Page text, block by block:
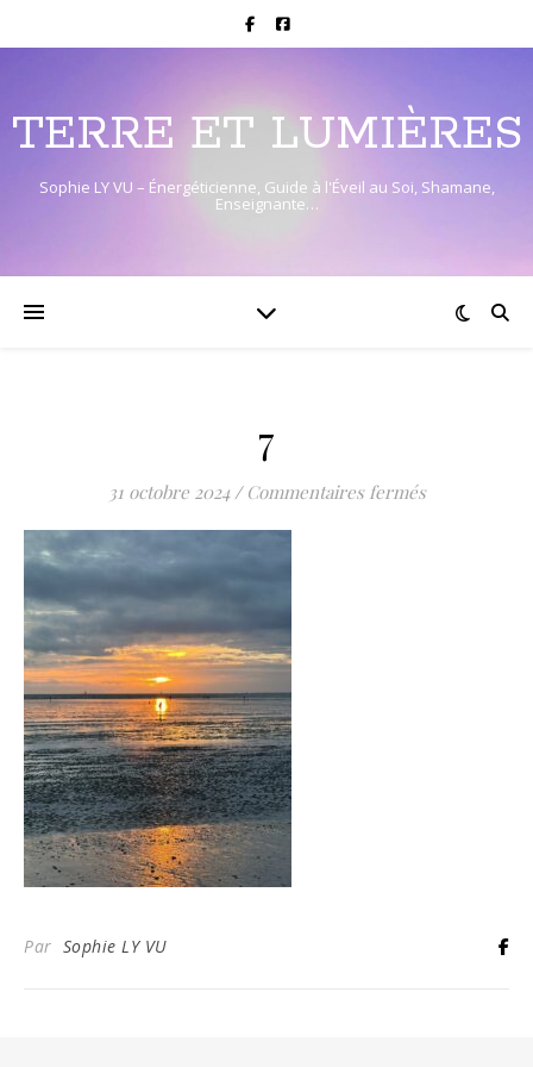
TERRE ET LUMIÈRES
Sophie LY VU – Énergéticienne, Guide à l'Éveil au Soi, Shamane,
Enseignante…
7
31 octobre 2024 / Commentaires ferméssur 7
Par Sophie LY VU